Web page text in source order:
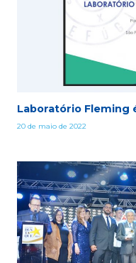
Laboratório Fleming
20 de maio de 2022